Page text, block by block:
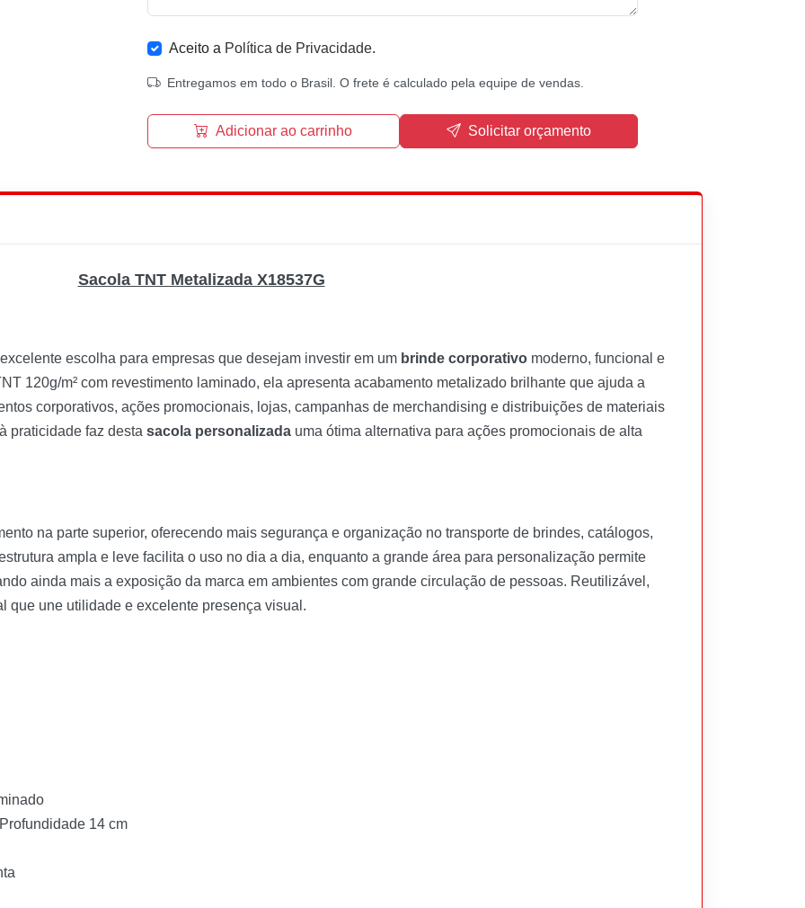
Aceito a Política de Privacidade.
Entregamos em todo o Brasil. O frete é calculado pela equipe de vendas.
Adicionar ao carrinho Solicitar orçamento
Sacola TNT Metalizada X18537G
escolha para empresas que desejam investir em um brinde corporativo moderno, funcional e
120g/m² com revestimento laminado, ela apresenta acabamento metalizado brilhante que ajuda a
corporativos, ações promocionais, lojas, campanhas de merchandising e distribuições de materiais
praticidade faz desta sacola personalizada uma ótima alternativa para ações promocionais de alta
na parte superior, oferecendo mais segurança e organização no transporte de brindes, catálogos,
ampla e leve facilita o uso no dia a dia, enquanto a grande área para personalização permite
ainda mais a exposição da marca em ambientes com grande circulação de pessoas. Reutilizável,
que une utilidade e excelente presença visual.
14 cm